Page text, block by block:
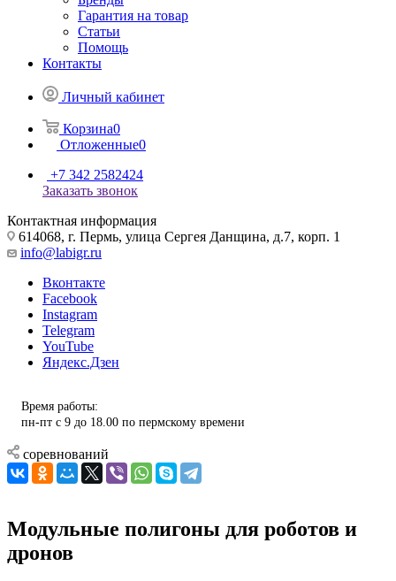
Гарантия на товар
Статьи
Помощь
Контакты
Личный кабинет
Корзина0
Отложенные0
+7 342 2582424
Заказать звонок
Контактная информация
614068, г. Пермь, улица Сергея Данщина, д.7, корп. 1
info@labigr.ru
Вконтакте
Facebook
Instagram
Telegram
YouTube
Яндекс.Дзен
Время работы:
пн-пт с 9 до 18.00 по пермскому времени
соревнований
Модульные полигоны для роботов и
дронов